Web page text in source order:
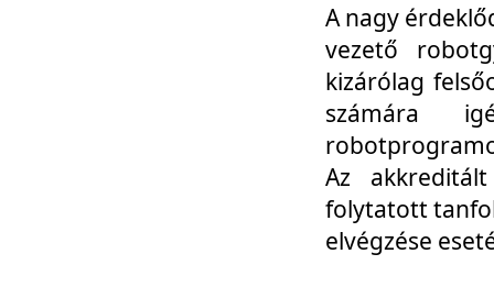
A nagy
vezető
kizárólag
számára
Az
folytatott
elvégzése